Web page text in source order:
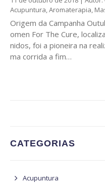
CATEGORIAS
Acupuntura
Acupuntura,Aromaterapia,
Origem da Campanha
omen For The Cure,
nidos, foi a pioneira na
ma corrida a fim…